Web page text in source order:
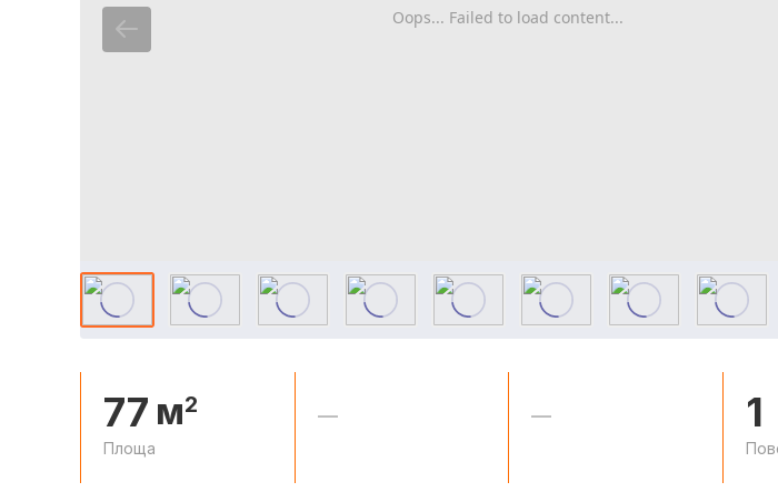
Oops... Failed to load content...
77 м2
Площа
— — 1